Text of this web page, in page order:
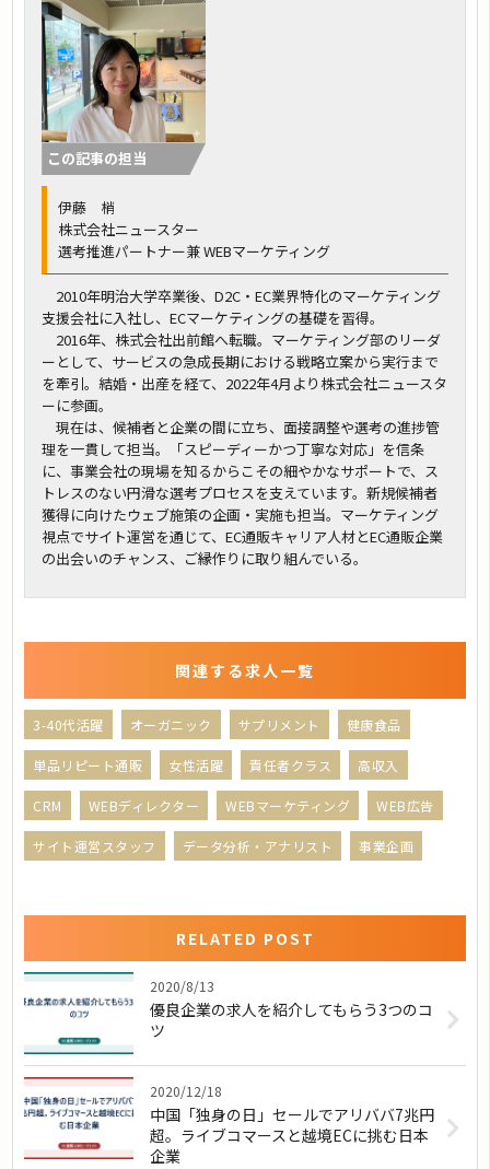
この記事の担当
伊藤 梢
株式会社ニュースター
選考推進パートナー兼 WEBマーケティング
2010年明治大学卒業後、D2C・EC業界特化のマーケティング
支援会社に入社し、ECマーケティングの基礎を習得。
2016年、株式会社出前館へ転職。マーケティング部のリーダ
ーとして、サービスの急成長期における戦略立案から実行まで
を牽引。結婚・出産を経て、2022年4月より株式会社ニュースタ
ーに参画。
現在は、候補者と企業の間に立ち、面接調整や選考の進捗管
理を一貫して担当。「スピーディーかつ丁寧な対応」を信条
に、事業会社の現場を知るからこその細やかなサポートで、ス
トレスのない円滑な選考プロセスを支えています。新規候補者
獲得に向けたウェブ施策の企画・実施も担当。マーケティング
視点でサイト運営を通じて、EC通販キャリア人材とEC通販企業
の出会いのチャンス、ご縁作りに取り組んでいる。
関連する求人一覧
3-40代活躍 オーガニック サプリメント 健康食品
単品リピート通販 女性活躍 責任者クラス 高収入
CRM WEBディレクター WEBマーケティング WEB広告
サイト運営スタッフ データ分析・アナリスト 事業企画
RELATED POST
2020/8/13
優良企業の求人を紹介してもらう3つのコ
ツ
2020/12/18
中国「独身の日」セールでアリババ7兆円
超。ライブコマースと越境ECに挑む日本
企業